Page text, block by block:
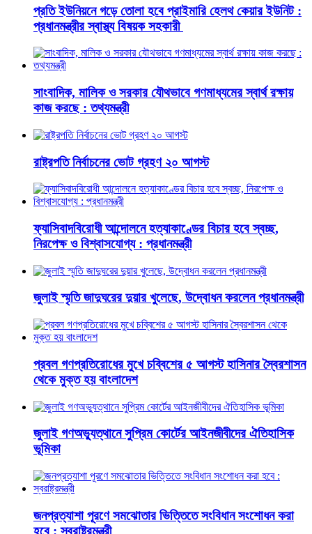
প্রতি ইউনিয়নে গড়ে তোলা হবে প্রাইমারি হেলথ কেয়ার ইউনিট :
প্রধানমন্ত্রীর স্বাস্থ্য বিষয়ক সহকারী
সাংবাদিক, মালিক ও সরকার যৌথভাবে গণমাধ্যমের স্বার্থ রক্ষায়
কাজ করছে : তথ্যমন্ত্রী
রাষ্ট্রপতি নির্বাচনের ভোট গ্রহণ ২০ আগস্ট
ফ্যাসিবাদবিরোধী আন্দোলনে হত্যাকাণ্ডের বিচার হবে স্বচ্ছ,
নিরপেক্ষ ও বিশ্বাসযোগ্য : প্রধানমন্ত্রী
জুলাই স্মৃতি জাদুঘরের দুয়ার খুলেছে, উদ্বোধন করলেন প্রধানমন্ত্রী
প্রবল গণপ্রতিরোধের মুখে চব্বিশের ৫ আগস্ট হাসিনার স্বৈরশাসন
থেকে মুক্ত হয় বাংলাদেশ
জুলাই গণঅভ্যুত্থানে সুপ্রিম কোর্টের আইনজীবীদের ঐতিহাসিক
ভূমিকা
জনপ্রত্যাশা পূরণে সমঝোতার ভিত্তিতে সংবিধান সংশোধন করা
হবে : স্বরাষ্ট্রমন্ত্রী